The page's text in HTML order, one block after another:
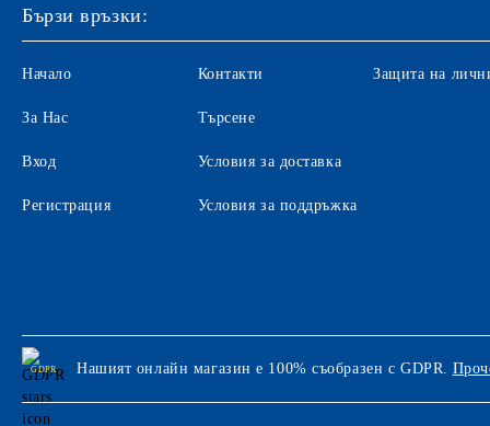
Бързи връзки:
Начало
За Нас
Вход
Регистрация
Контакти
Търсене
Условия за доставка
Условия за поддръжка
Защита на
GDPR Нашият онлайн магазин е 100% съобразен с GDPR.